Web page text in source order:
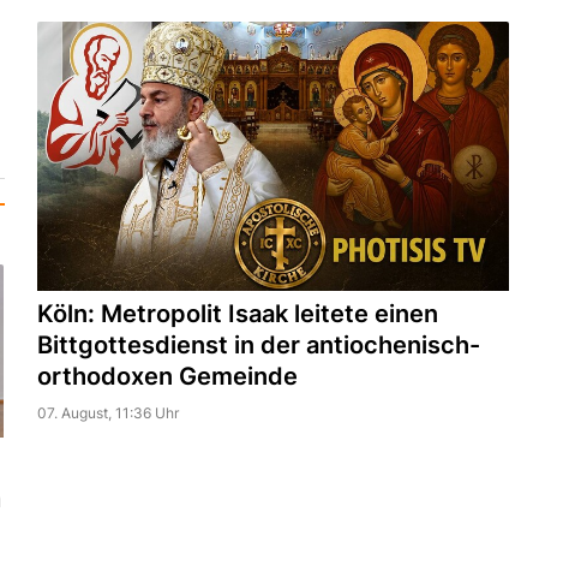
Köln: Metropolit Isaak leitete einen
Bittgottesdienst in der antiochenisch-
orthodoxen Gemeinde
07. August, 11:36 Uhr